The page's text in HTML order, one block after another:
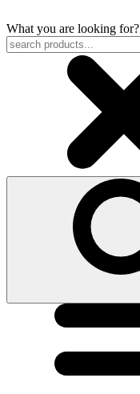
What you are looking for?